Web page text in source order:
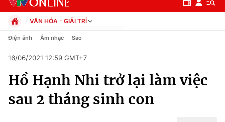
Chuyên mục
VĂN HÓA - GIẢI TRÍ
Chính trị
Pháp luật
Kinh tế
Thể thao
Truyền hình
Điện ảnh Âm nhạc Sao
16/06/2021 12:59 GMT+7
Hồ Hạnh Nhi trở lại làm việc
sau 2 tháng sinh con